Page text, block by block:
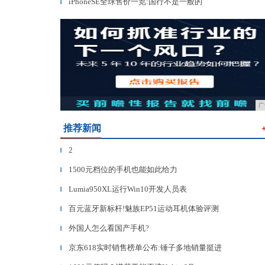
▎
推荐新闻
▎ 2
▎ 1500元档位的手机也能如此给力
▎ Lumia950XL运行Win10开发人员表
▎ 百元蓝牙新标杆!魅族EP51运动耳机体验评测
▎ 外国人怎么看国产手机?
▎ 京东618实时销售榜单公布:锤子多地销量挺进